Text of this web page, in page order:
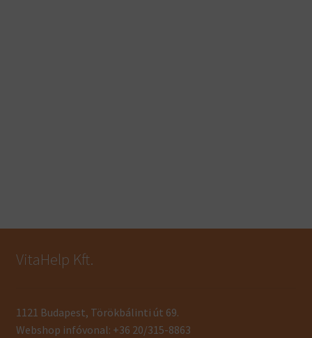
VitaHelp Kft.
1121 Budapest, Törökbálinti út 69.
Webshop infóvonal: +36 20/315-8863